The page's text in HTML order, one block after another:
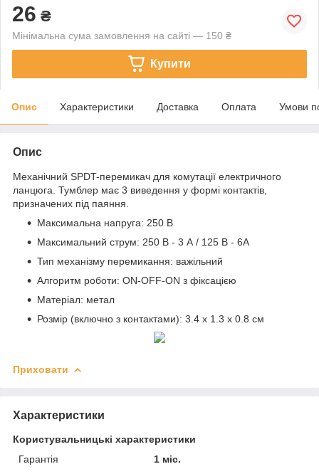
26 ₴
Мінімальна сума замовлення на сайті — 150 ₴
Купити
Опис Характеристики Доставка Оплата Умови
Опис
Механічний SPDT-перемикач для комутації електричного
ланцюга. Тумблер має 3 виведення у формі контактів,
призначених під паяння.
Максимальна напруга: 250 В
Максимальний струм: 250 В - 3 А / 125 В - 6А
Тип механізму перемикання: важільний
Алгоритм роботи: ON-OFF-ON з фіксацією
Матеріал: метал
Розмір (включно з контактами): 3.4 х 1.3 х 0.8 см
Приховати
Характеристики
Користувальницькі характеристики
Гарантія
1 міс.